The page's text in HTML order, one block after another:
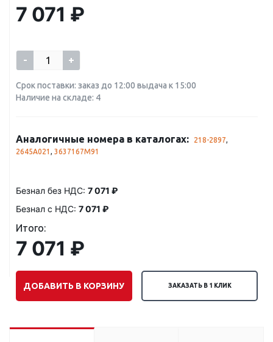
7 071 ₽
- +
Срок поставки: заказ до 12:00 выдача к 15:00
Наличие на складе: 4
Аналогичные номера в каталогах: 218-2897,
2645A021 , 3637167M91
Безнал без НДС: 7 071 ₽
Безнал с НДС: 7 071 ₽
Итого:
7 071 ₽
ДОБАВИТЬ В КОРЗИНУ ЗАКАЗАТЬ В 1 КЛИК